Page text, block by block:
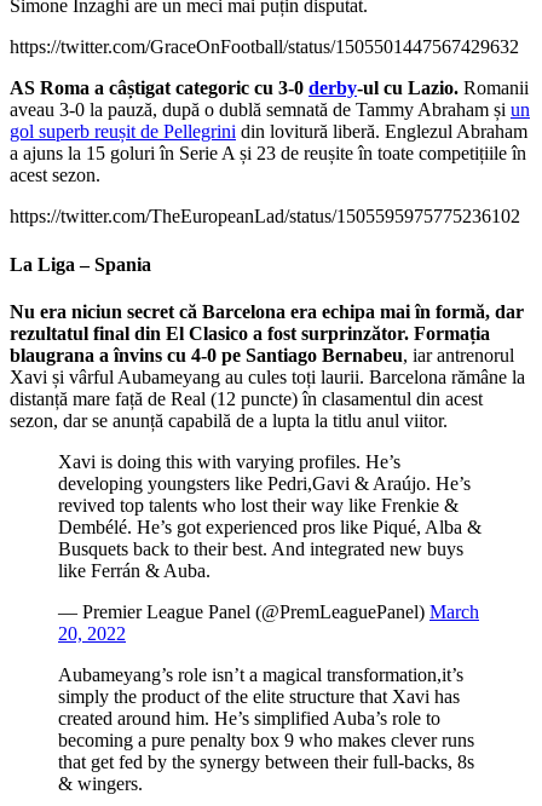
Simone Inzaghi are un meci mai puțin disputat.
https://twitter.com/GraceOnFootball/status/1505501447567429632
AS Roma a câștigat categoric cu 3-0 derby-ul cu Lazio. Romanii
aveau 3-0 la pauză, după o dublă semnată de Tammy Abraham și un
gol superb reușit de Pellegrini din lovitură liberă. Englezul Abraham
a ajuns la 15 goluri în Serie A și 23 de reușite în toate competițiile în
acest sezon.
https://twitter.com/TheEuropeanLad/status/1505595975775236102
La Liga – Spania
Nu era niciun secret că Barcelona era echipa mai în formă, dar
rezultatul final din El Clasico a fost surprinzător. Formația
blaugrana a învins cu 4-0 pe Santiago Bernabeu, iar antrenorul
Xavi și vârful Aubameyang au cules toți laurii. Barcelona rămâne la
distanță mare față de Real (12 puncte) în clasamentul din acest
sezon, dar se anunță capabilă de a lupta la titlu anul viitor.
Xavi is doing this with varying profiles. He’s
developing youngsters like Pedri,Gavi & Araújo. He’s
revived top talents who lost their way like Frenkie &
Dembélé. He’s got experienced pros like Piqué, Alba &
Busquets back to their best. And integrated new buys
like Ferrán & Auba.
— Premier League Panel (@PremLeaguePanel) March
20, 2022
Aubameyang’s role isn’t a magical transformation,it’s
simply the product of the elite structure that Xavi has
created around him. He’s simplified Auba’s role to
becoming a pure penalty box 9 who makes clever runs
that get fed by the synergy between their full-backs, 8s
& wingers.